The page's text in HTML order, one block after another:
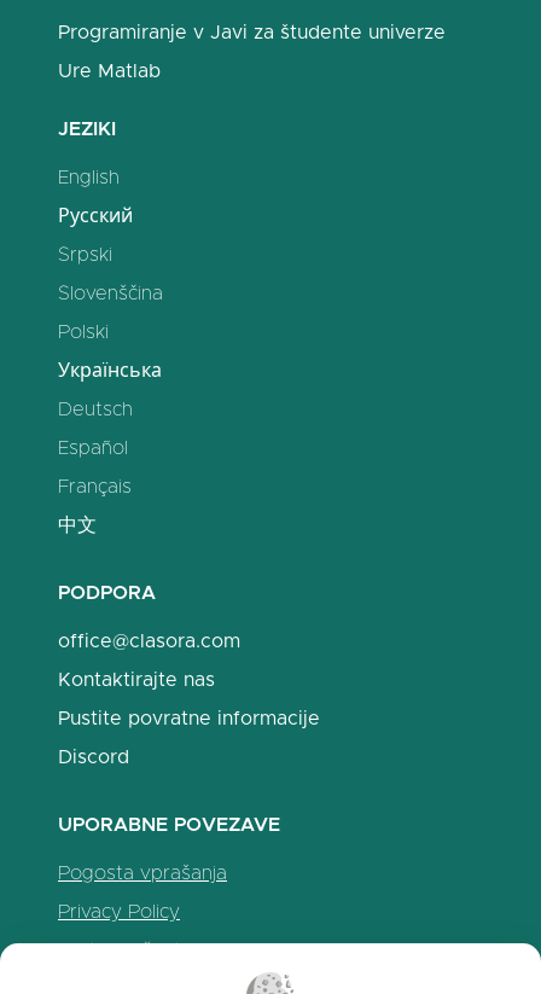
Programiranje v Javi za študente univerze
Ure Matlab
JEZIKI
English
Русский
Srpski
Slovenščina
Polski
Українська
Deutsch
Español
Français
中文
PODPORA
office@clasora.com
Kontaktirajte nas
Pustite povratne informacije
Discord
UPORABNE POVEZAVE
Pogosta vprašanja
Privacy Policy